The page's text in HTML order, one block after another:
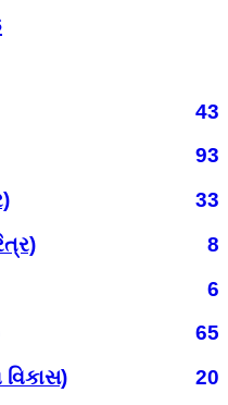
43
93
33
8
6
65
20